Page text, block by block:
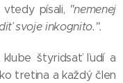
vtedy písali, "nemenej
svoje inkognito.".
klube štyridsať ľudí a
tretina a každý člen